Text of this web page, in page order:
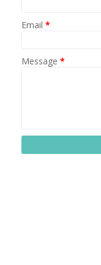
Email *
Message *